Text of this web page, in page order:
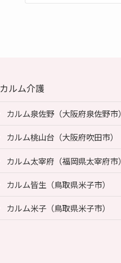
カルム介護
カルム泉佐野（大阪府泉佐野市）
カルム桃山台（大阪府吹田市）
カルム太宰府（福岡県太宰府市）
カルム皆生（鳥取県米子市）
カルム米子（鳥取県米子市）